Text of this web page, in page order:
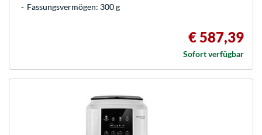
Fassungsvermögen: 300 g
€ 587,39
Sofort verfügbar